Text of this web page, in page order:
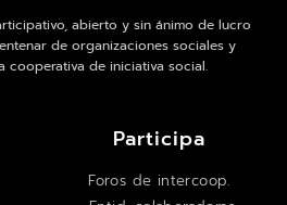
abierto y sin ánimo de lucro
de organizaciones sociales y
cooperativa de iniciativa social.
Participa
Foros de intercoop.